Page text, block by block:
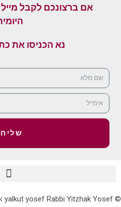
אם ברצונכם לקבל
נא הכניסו את